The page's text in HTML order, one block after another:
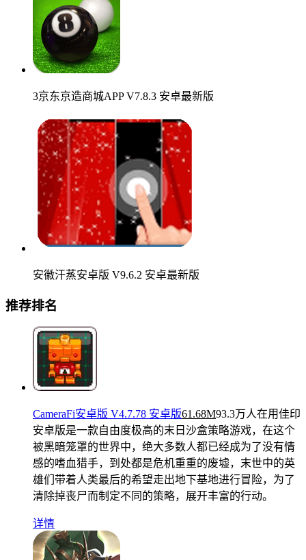
3京东京造商城APP V7.8.3 安卓最新版
安徽汗蒸安卓版 V9.6.2 安卓最新版
推荐排名
CameraFi安卓版 V4.7.78 安卓版61.68M93.3万人在用佳印
安卓版是一款自由度极高的末日沙盒策略游戏，在这个
被黑暗笼罩的世界中，绝大多数人都已经成为了没有情
感的嗜血猎手，到处都是危机重重的废墟，末世中的英
雄们带着人类最后的希望走出地下基地进行冒险，为了
清除掉丧尸而制定不同的策略，展开丰富的行动。
详情